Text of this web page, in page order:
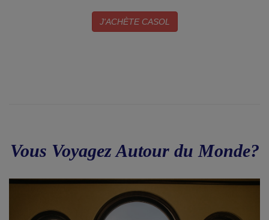
J'ACHÈTE CASOL
Vous Voyagez Autour du Monde?